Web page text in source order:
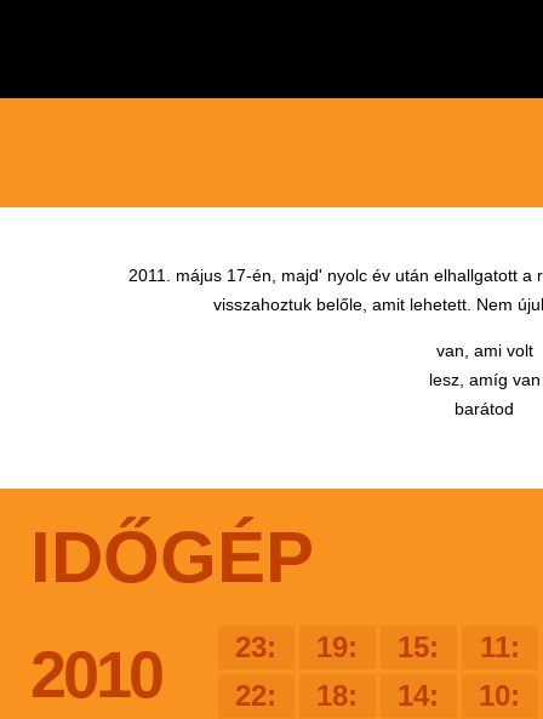
2011. május 17-én, majd' nyolc év után elhallgatott
visszahoztuk belőle, amit lehetett. Nem
van, ami volt
lesz, amíg van
barátod
IDŐGÉP
2010
23: 19: 15:
11:
22:
18: 14:
10: